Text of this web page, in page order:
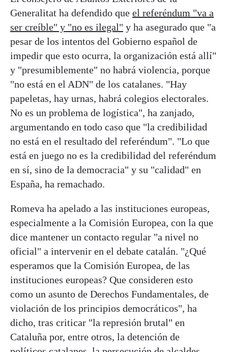
Generalitat ha defendido que el referéndum "va a
ser creíble" y "no es ilegal" y ha asegurado que "a
pesar de los intentos del Gobierno español de
impedir que esto ocurra, la organización está allí"
y "presumiblemente" no habrá violencia, porque
"no está en el ADN" de los catalanes. "Hay
papeletas, hay urnas, habrá colegios electorales.
No es un problema de logística", ha zanjado,
argumentando en todo caso que "la credibilidad
no está en el resultado del referéndum". "Lo que
está en juego no es la credibilidad del referéndum
en sí, sino de la democracia" y su "calidad" en
España, ha remachado.
Romeva ha apelado a las instituciones europeas,
especialmente a la Comisión Europea, con la que
dice mantener un contacto regular "a nivel no
oficial" a intervenir en el debate catalán. "¿Qué
esperamos que la Comisión Europea, de las
instituciones europeas? Que consideren esto
como un asunto de Derechos Fundamentales, de
violación de los principios democráticos", ha
dicho, tras criticar "la represión brutal" en
Cataluña por, entre otros, la detención de